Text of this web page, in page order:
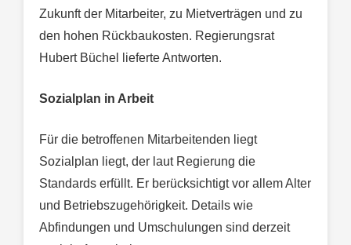
Zukunft der Mitarbeiter, zu Mietverträgen und zu
den hohen Rückbaukosten. Regierungsrat
Hubert Büchel lieferte Antworten.
Sozialplan in Arbeit
Für die betroffenen Mitarbeitenden liegt
Sozialplan liegt, der laut Regierung die
Standards erfüllt. Er berücksichtigt vor allem Alter
und Betriebszugehörigkeit. Details wie
Abfindungen und Umschulungen sind derzeit